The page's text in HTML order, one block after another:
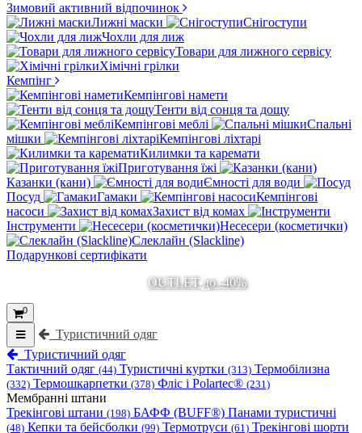
Зимовий активний відпочинок
Лижні маски
Снігоступи
Чохли для лиж
Товари для лижного сервісу
Хімічні грілки
Кемпінг
Кемпінгові намети
Тенти від сонця та дощу
Кемпінгові меблі
Спальні
мішки
Кемпінгові ліхтарі
Килимки та каремати
Приготування їжі
Казанки (кани)
Ємності для води
Посуд
Гамаки
Кемпінгові
насоси
Захист від комах
Інструменти
Несесери (косметички)
Слеклайн (Slackline)
Подарункові сертифікати
OUTLET до -40%
0
Туристичний одяг
Туристичний одяг
Тактичний одяг (44) Туристичні куртки (313) Термобілизна
(332) Термошкарпетки (378) Фліс і Polartec® (231)
Мембранні штани
Трекінгові штани (198) БАФФ (BUFF®) Панами туристичні
(48) Кепки та бейсболки (99) Термотруси (61) Трекінгові шорти